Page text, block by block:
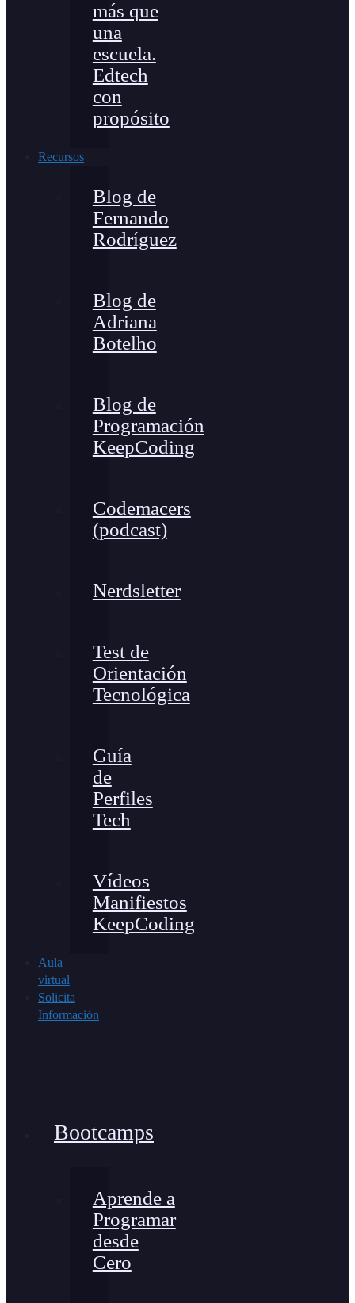
más que
una
escuela.
Edtech
con
propósito
Recursos
Blog de
Fernando
Rodríguez
Blog de
Adriana
Botelho
Blog de
Programación
KeepCoding
Codemacers
(podcast)
Nerdsletter
Test de
Orientación
Tecnológica
Guía
de
Perfiles
Tech
Vídeos
Manifiestos
KeepCoding
Aula
virtual
Solicita
Información
Bootcamps
Aprende a
Programar
desde
Cero